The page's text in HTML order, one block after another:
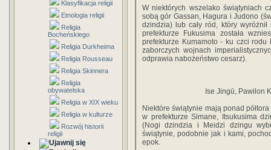
Klasyfikacja religii
Etnologia religii
Religia
Bocheńskiego
Religia Durkheima
Religia Rousseau
Religia Skinnera
Religia
obywatelska
Religia w XIX wieku
Religia w kulturze
Rozwój historii
religii
W niektórych wszelako świątyniach
sobą gór Gassan, Hagura i Judono
dzindzia) lub cały ród, który
prefekturze Fukusima została
prefekturze Kumamoto - ku czci rodu
zaborczych wojnach
odprawia nabożeństwo cesarz).
Ise Jingū, Pawilon
Niektóre świątynie mają ponad
w prefekturze Simane, Itsukusima
(Nogi dzindzia i Meidzi dzingu
świątynie, podobnie jak i kami,
epok.